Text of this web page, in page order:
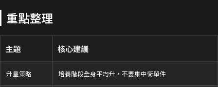
重點整理
主題 核心建議
升星策略 培養階段全身平均升，不要集中衝單件